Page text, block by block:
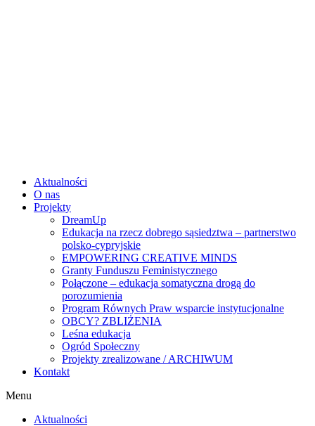
Aktualności
O nas
Projekty
DreamUp
Edukacja na rzecz dobrego sąsiedztwa – partnerstwo
polsko-cypryjskie
EMPOWERING CREATIVE MINDS
Granty Funduszu Feministycznego
Połączone – edukacja somatyczna drogą do
porozumienia
Program Równych Praw wsparcie instytucjonalne
OBCY? ZBLIŻENIA
Leśna edukacja
Ogród Społeczny
Projekty zrealizowane / ARCHIWUM
Kontakt
Menu
Aktualności